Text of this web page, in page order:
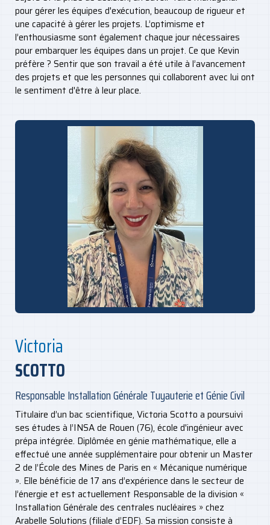
pour gérer les équipes d'exécution, beaucoup de rigueur et
une capacité à gérer les projets. L’optimisme et
l’enthousiasme sont également chaque jour nécessaires
pour embarquer les équipes dans un projet. Ce que Kevin
préfère ? Sentir que son travail a été utile à l’avancement
des projets et que les personnes qui collaborent avec lui ont
le sentiment d'être à leur place.
Victoria
SCOTTO
Responsable Installation Générale Tuyauterie et Génie Civil
Titulaire d’un bac scientifique, Victoria Scotto a poursuivi
ses études à l’INSA de Rouen (76), école d'ingénieur avec
prépa intégrée. Diplômée en génie mathématique, elle a
effectué une année supplémentaire pour obtenir un Master
2 de l’École des Mines de Paris en « Mécanique numérique
». Elle bénéficie de 17 ans d’expérience dans le secteur de
l’énergie et est actuellement Responsable de la division «
Installation Générale des centrales nucléaires » chez
Arabelle Solutions (filiale d’EDF). Sa mission consiste à